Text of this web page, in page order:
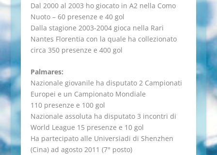
Dal 2000 al 2003 ho giocato in A2 nella Como
Nuoto – 60 presenze e 40 gol
Dalla stagione 2003-2004 gioca nella Rari
Nantes Florentia con la quale ha collezionato
circa 350 presenze e 400 gol
Palmares:
Nazionale giovanile ha disputato 2 Campionati
Europei e un Campionato Mondiale
110 presenze e 100 gol
Nazionale assoluta ha disputato 3 incontri di
World League 15 presenze e 10 gol
Ha partecipato alle Universiadi di Shenzhen
(Cina) ad agosto 2011 (7° posto)